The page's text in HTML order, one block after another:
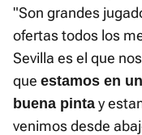
"Son grandes
ofertas todos los
Sevilla es el que
que estamos en
buena pinta y
venimos desde